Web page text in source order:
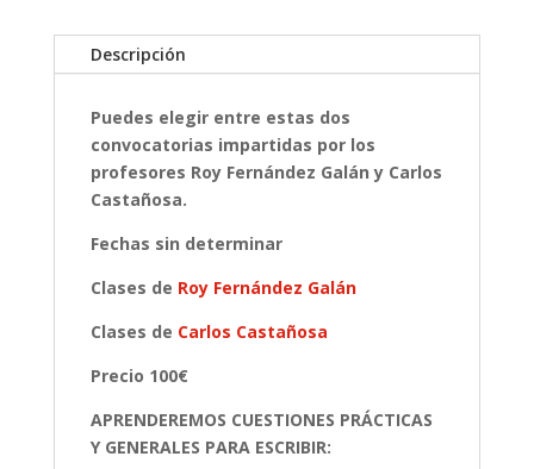
Descripción
Puedes elegir entre estas dos
convocatorias impartidas por los
profesores Roy Fernández Galán y Carlos
Castañosa.
Fechas sin determinar
Clases de Roy Fernández Galán
Clases de Carlos Castañosa
Precio 100€
APRENDEREMOS CUESTIONES PRÁCTICAS
Y GENERALES PARA ESCRIBIR: